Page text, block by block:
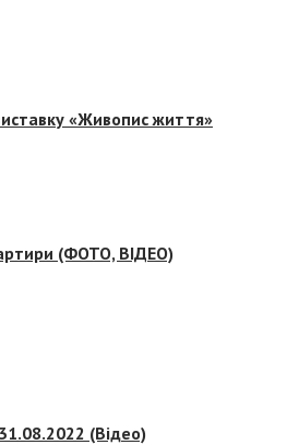
«Живопис життя»
(ФОТО, ВІДЕО)
(Відео)